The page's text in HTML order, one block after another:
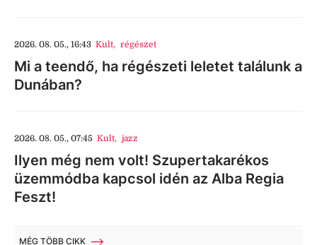
2026. 08. 05., 16:43 Kult, régészet
Mi a teendő, ha régészeti leletet találunk a
Dunában?
2026. 08. 05., 07:45 Kult, jazz
Ilyen még nem volt! Szupertakarékos
üzemmódba kapcsol idén az Alba Regia
Feszt!
MÉG TÖBB CIKK